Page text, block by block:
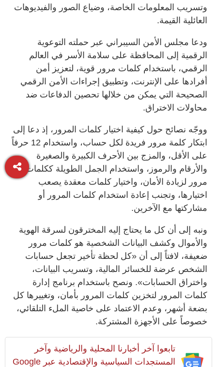
وتسريب المعلومات الخاصة، وضياع الصور والفيديوهات
العائلية القيمة.
ودعا مجلس الأمن السيبراني عبر حملته التوعوية
الرقمية إلى المحافظة على سلامة الأسر في العالم
الرقمي، باستخدام كلمات مرور قوية، لتعزيز أمن
أفرادها على الإنترنت، وتطبيق إجراءات الأمن الرقمي
الصحيحة التي يمكن من خلالها تحصين الدفاعات ضد
محاولات الاختراق.
ووجّه نصائح حول كيفية اختيار كلمات المرور، إذ دعا إلى
ابتكار كلمة مرور فريدة لكل حساب، واستخدام 12 حرفاً
على الأقل، والمزج بين الأحرف الكبيرة والصغيرة
والأرقام والرموز، واستخدام الجمل الطويلة ككلمات
مرور لزيادة الأمان، واختيار كلمات معقدة يصعب
اختيارها، وتجنب إعادة استخدام كلمات المرور أو
مشاركتها مع الآخرين.
ونبه إلى أن كل ما يحتاج إليه المخترقون لسرقة الهوية
والأموال وكشف البيانات الشخصية هو كلمات مرور
ضعيفة، لافتاً إلى أن «كل لحظة تأخير تجعل حسابات
الشخص عرضة للخسائر المالية، وتسريب البيانات،
واختراق الحسابات». ونصح باستخدام برنامج إدارة
كلمات المرور لتخزين كلمات المرور بأمان، وتغييرها كل
بضعة أشهر، وعدم الاعتماد على خاصية الملء التلقائي،
خصوصاً على الأجهزة المشتركة.
تابعوا آخر أخبارنا المحلية والرياضية وآخر
المستجدات السياسية والإقتصادية عبر Google